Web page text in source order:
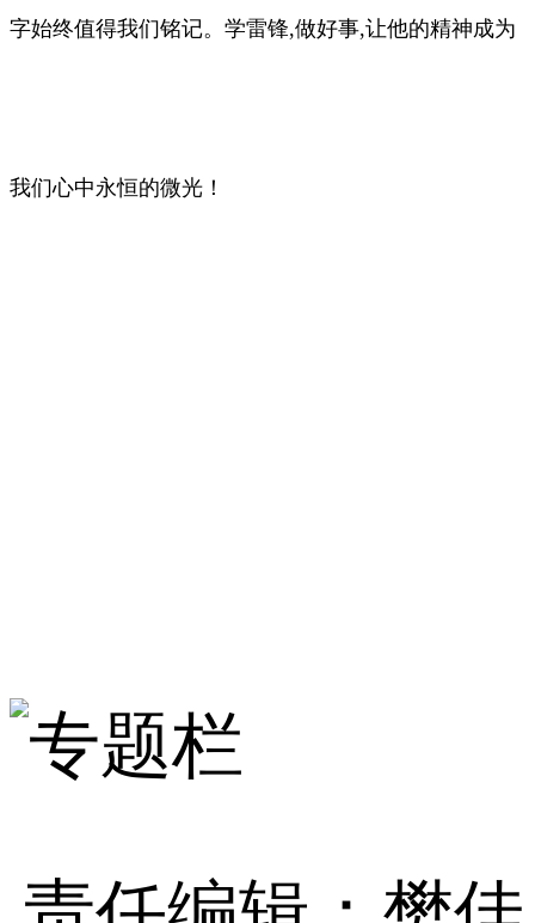
字始终值得我们铭记。学雷锋,做好事,让他的精神成为
我们心中永恒的微光！